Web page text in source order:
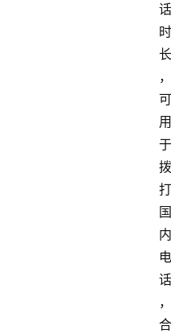
话
时
长
，
可
用
于
拨
打
国
内
电
话
，
合